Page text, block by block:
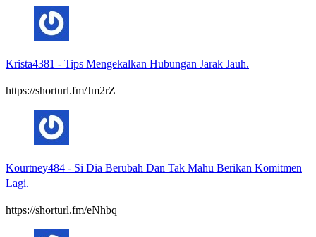
Krista4381 - Tips Mengekalkan Hubungan Jarak Jauh.
https://shorturl.fm/Jm2rZ
Kourtney484 - Si Dia Berubah Dan Tak Mahu Berikan Komitmen
Lagi.
https://shorturl.fm/eNhbq